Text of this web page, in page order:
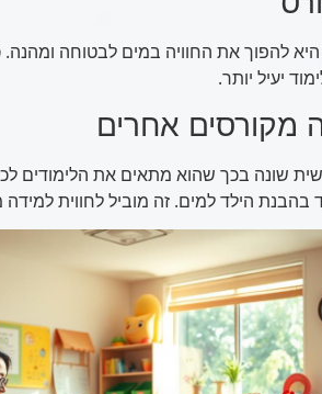
להפוך את החוויה במים לבטוחה
יעיל יותר.
מקורסים אחרים
שונה בכך שהוא מתאים את הלימודים
הילד למים. זה מוביל לחווית למידה